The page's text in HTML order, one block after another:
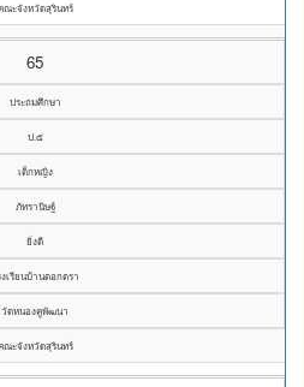
ณะจังหวัดสุรินทร์
65
ประถมศึกษา
ป.๕
เด็กหญิง
ภัทรานิษฐ์
ยิ่งดี
งเรียนบ้านตอกตรา
วัดหนองคูพัฒนา
ณะจังหวัดสุรินทร์